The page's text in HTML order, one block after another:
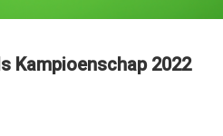
Kampioenschap 2022